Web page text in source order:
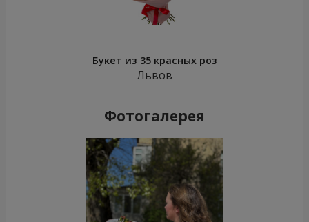
Букет из 35 красных роз
Львов
Фотогалерея